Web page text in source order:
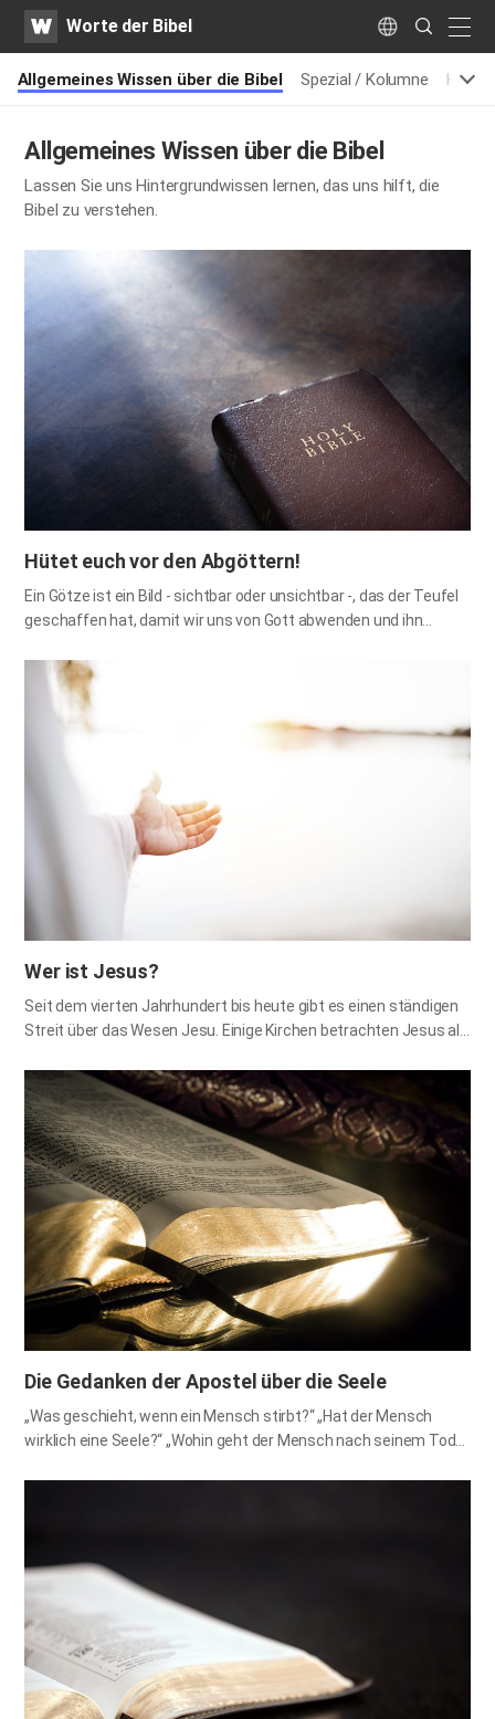
WATVWorte der Bibel Language
Search
Submit
Allgemeines Wissen über die Bibel Spezial / Kolumne
Allgemeines Wissen über die Bibel
Lassen Sie uns Hintergrundwissen lernen, das uns hilft, die
Bibel zu verstehen.
Hütet euch vor den Abgöttern!
Ein Götze ist ein Bild - sichtbar oder unsichtbar -, das der Teufel
geschaffen hat, damit wir uns von Gott abwenden und ihn
Wahrheit zu folgen, ist eine Art Götze; und im weiteren Sinne ist
alles, was wir mehr lieben als Gott, ein Götze. Diesmal wollen wir
herausfinden, was ein Götze im Einzelnen ist. 1. Sichtbare
Bildnisse Du sollst dir kein Bildnis noch irgendein Gleichnis
was unten auf Erden, noch von dem, was im Wasser unter der
Erde ist: Bete sie nicht an und diene ihnen nicht! ... 2. Mose 20,4-5
Das von Gott geschaffene Universum ist unendlich; es…
Wer ist Jesus?
Seit dem vierten Jahrhundert bis heute gibt es einen ständigen
Streit über das Wesen Jesu. Einige Kirchen betrachten Jesus als
einige Kirchen sagen, dass Jesus einer der Engel ist; einige
Kirchen bestehen darauf, dass Gott und Jesus getrennte Wesen
sind, obwohl die beiden als eins betrachtet werden können, weil
sie denselben Willen und dasselbe Ziel haben. Warum gibt es
große Unterschiede zwischen den Kirchen bei der Auslegung ein
und derselben Bibel? Das liegt daran, dass sie die Schriften, die
durch die Eingebung des Heiligen Geistes geschrieben wurden,
mit ihren eigenen, von der Sünde vernebelten Augen sehen.
Christus, der im Fleisch kam, um die Menschheit zu retten, ist
von Natur aus…
Die Gedanken der Apostel über die Seele
„Was geschieht, wenn ein Mensch stirbt?“ „Hat der Mensch
wirklich eine Seele?“ „Wohin geht der Mensch nach seinem Tod?“
verschiedene Theorien, Ideen und Philosophien nur aus ihrem
Wissensdrang heraus entwickelt, ohne zu wissen, wer sie
geschaffen hat. Das Wissen über die Seele, das von Christus
gelehrt wurde, erlaubt es den Menschen jedoch zu wissen, wer
sie sind, und es lehrt den Wert ihrer Existenz und den Zweck
ihres Lebens genau. 1. Das Erscheinen der Seele bei der
Erschaffung des Menschen Da machte Gott der HERR den